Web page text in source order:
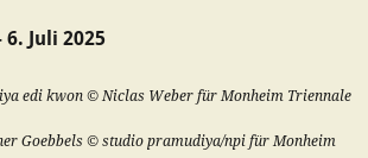
Juli 2025
edi kwon © Niclas Weber für Monheim Triennale
Goebbels © studio pramudiya/npi für Monheim